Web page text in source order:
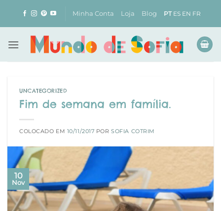
content
Minha Conta Loja Blog PT ES EN FR
UNCATEGORIZED
Fim de semana em família.
COLOCADO EM 10/11/2017 PORSOFIA COTRIM
10
Nov